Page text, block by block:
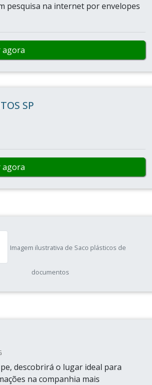
pesquisa na internet por envelopes
agora
SP
agora
Imagem ilustrativa de Saco plásticos de
documentos
descobrirá o lugar ideal para
na companhia mais